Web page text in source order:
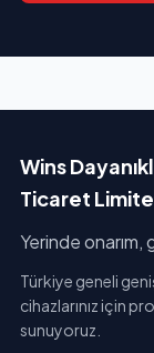
Wins
Ticaret
Yerinde onarım,
Türkiye geneli
cihazlarınız için
sunuyoruz.